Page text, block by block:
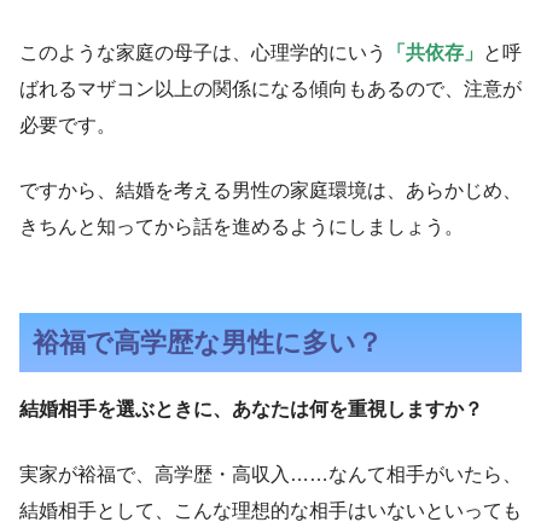
このような家庭の母子は、心理学的にいう 「共依存」
と呼
ばれるマザコン以上の関係になる傾向もあるので、注意が
必要です。
ですから、結婚を考える男性の家庭環境は、あらかじめ、
きちんと知ってから話を進めるようにしましょう。
裕福で高学歴な男性に多い？
結婚相手を選ぶときに、あなたは何を重視しますか？
実家が裕福で、高学歴・高収入……なんて相手がいたら、
結婚相手として、こんな理想的な相手はいないといっても